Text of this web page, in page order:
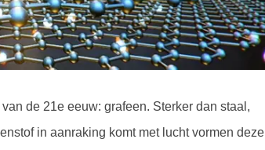
de 21e eeuw: grafeen. Sterker dan staal,
in aanraking komt met lucht vormen deze